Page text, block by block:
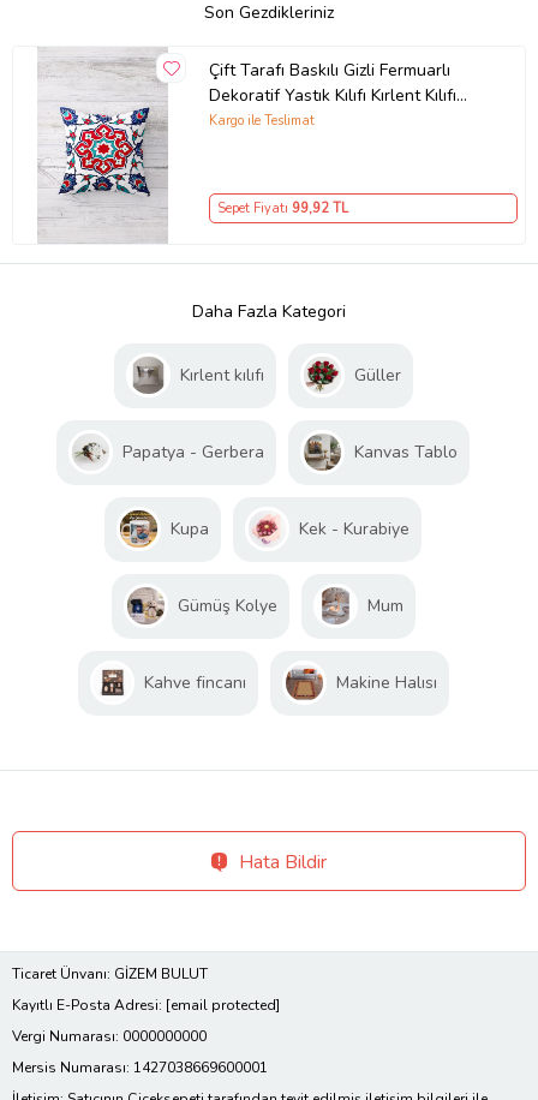
Son Gezdikleriniz
Çift Tarafı Baskılı Gizli Fermuarlı
Dekoratif Yastık Kılıfı Kırlent Kılıfı
Koltuk Yastık Kılıfı (Kırmızı-Lacivert)
Kargo ile Teslimat
Sepet Fiyatı 99,92 TL
Daha Fazla Kategori
Kırlent kılıfı Güller
Papatya - Gerbera Kanvas Tablo
Kupa Kek - Kurabiye
Gümüş Kolye Mum
Kahve fincanı Makine Halısı
Hata Bildir
Ticaret Ünvanı: GİZEM BULUT
Kayıtlı E-Posta Adresi: [email protected]
Vergi Numarası: 0000000000
Mersis Numarası: 1427038669600001